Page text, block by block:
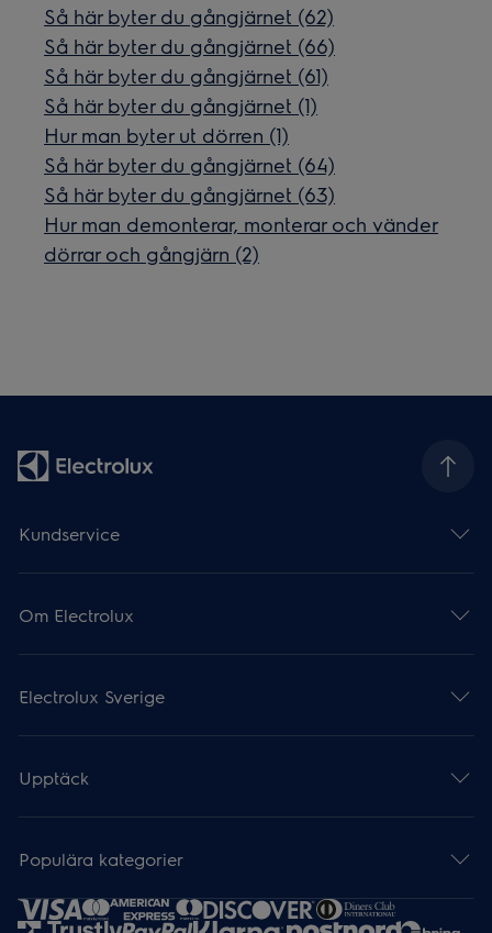
Så här byter du gångjärnet (62)
Så här byter du gångjärnet (66)
Så här byter du gångjärnet (61)
Så här byter du gångjärnet (1)
Hur man byter ut dörren (1)
Så här byter du gångjärnet (64)
Så här byter du gångjärnet (63)
Hur man demonterar, monterar och vänder
dörrar och gångjärn (2)
Kundservice
Om Electrolux
Electrolux Sverige
Upptäck
Populära kategorier